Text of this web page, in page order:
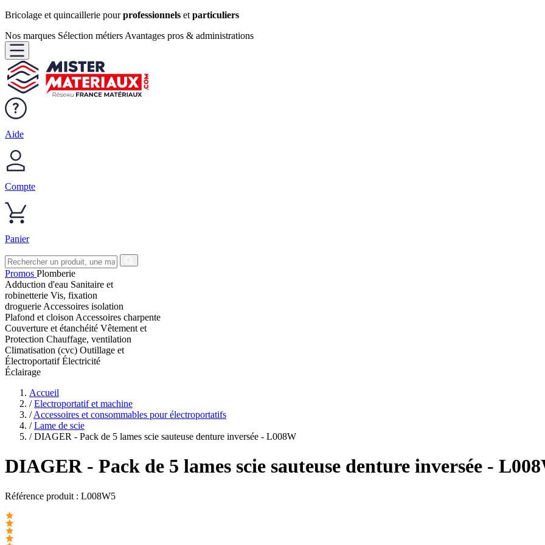
Bricolage et quincaillerie pourprofessionnels et particuliers
Nos marques Sélection métiers Avantages pros & administrations
Aide
Compte
Panier
Promos Plomberie
Adduction d'eau Sanitaire et
robinetterie Vis, fixation
droguerie Accessoires isolation
Plafond et cloison Accessoires charpente
Couverture et étanchéité Vêtement et
Protection Chauffage, ventilation
Climatisation (cvc) Outillage et
ÉlectroportatifÉlectricité
Éclairage
Accueil
/ Electroportatif et machine
/ Accessoires et consommables pour électroportatifs
/ Lame de scie
/ DIAGER - Pack de 5 lames scie sauteuse denture inversée - L008W
DIAGER- Pack de 5 lames scie sauteuse denture inversée -
Référence produit : L008W5